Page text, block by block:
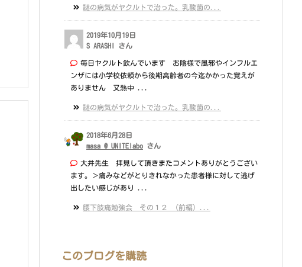
謎の病気がヤクルトで治った。乳酸菌の...
2019年10月19日
S ARASHI さん
毎日ヤクルト飲んでいます お陰様で風邪やインフルエ
ンザには小学校依頼から後期高齢者の今迄かかった覚えが
ありません 又熱中 ...
謎の病気がヤクルトで治った。乳酸菌の...
2018年6月28日
masa @ UNITElabo さん
大井先生 拝見して頂きまたコメントありがとうござい
ます。＞痛みなどがとりきれなかった患者様に対して逃げ
出したい感じがあり ...
腰下肢痛勉強会 その１２ （前編）...
このブログを購読